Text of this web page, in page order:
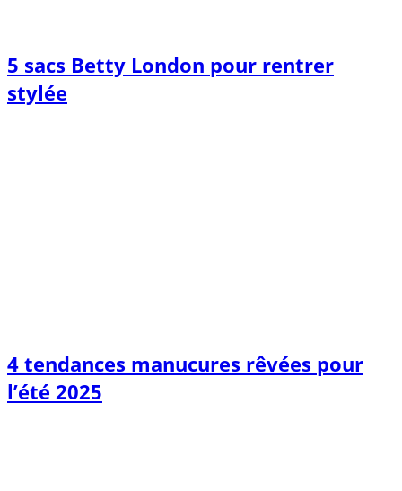
5 sacs Betty London pour rentrer
stylée
4 tendances manucures rêvées pour
l’été 2025